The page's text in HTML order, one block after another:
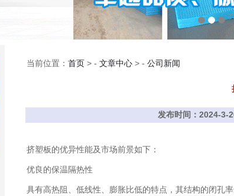
当前位置： 首页 > - 文章中心 > - 公司新闻
发布时间：2024-
挤塑板的优异性能及市场前景如下：
优良的保温隔热性
具有高热阻、低线性、膨胀比低的特点，其结构的闭孔